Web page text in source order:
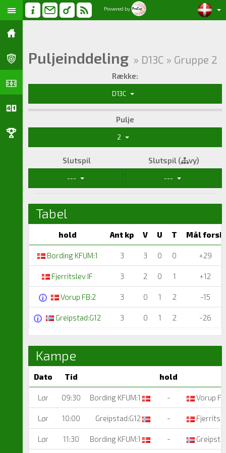
Powered by
Puljeinddeling » D13C » Gruppe 2
Række:
D13C
Pulje
2
Slutspil Slutspil ( vy)
--- ---
Tabel
hold Ant kp V U T Mål forsk
Bording KFUM:1 3 3 0 0 +29
Fjerritslev IF 3 2 0 1 +12
Vorup FB:2 3 0 1 2 -15
Greipstad:G12 3 0 1 2 -26
Kampe
Dato Tid hold
Lør 09:30 Bording KFUM:1 - Vorup
Lør 10:00 Greipstad:G12 -
Lør 11:30 Bording KFUM:1 -